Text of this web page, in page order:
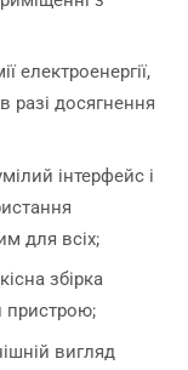
електроенергії,
досягнення
інтерфейс і
для всіх;
збірка
пристрою;
вигляд